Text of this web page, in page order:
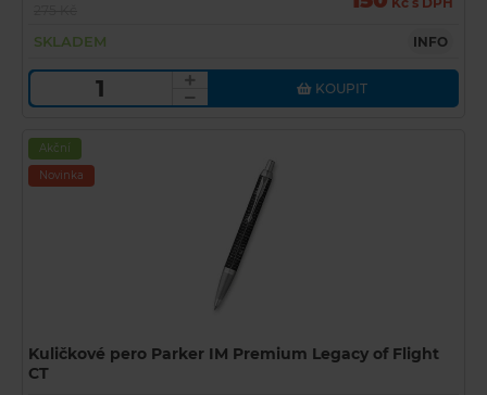
SKLADEM INFO
KOUPIT
Akční
Novinka
Kuličkové pero Parker IM Premium Legacy of Flight
CT